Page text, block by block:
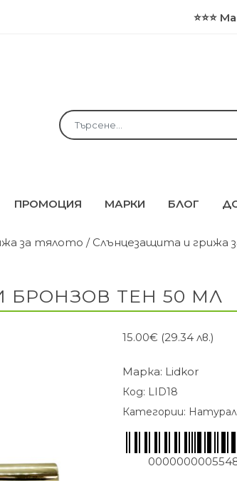
⭐⭐⭐
ПРОМОЦИЯ МАРКИ БЛОГ
за тялото / Слънцезащита и грижа
БРОНЗОВ ТЕН 50 МЛ
15.00€ (29.34 лв.)
Марка: Lidkor
Код: LID18
Категории: